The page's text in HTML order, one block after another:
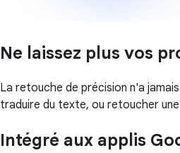
Ne laissez plus vos
La retouche de précision n'a
traduire du texte, ou retoucher
Intégré aux applis